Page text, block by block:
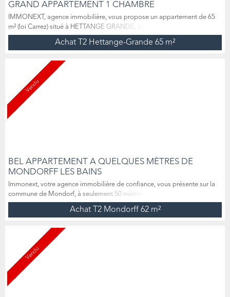
GRAND APPARTEMENT 1 CHAMBRE
IMMONEXT, agence immobilière, vous propose un appartement de 65
m² (loi Carrez) situé à HETTANGE GRANDE, à proximité immédiate de la
gare à pieds (5min) et des accès autoroutiers. Situé au 1er et dernier
étage d’une résidence construite en 2002, l'appartement se compose
extrêmement lumineux de 32m2 grâce à son exposition et ...
Achat T2 Hettange-Grande 65 m²
Vendu
BEL APPARTEMENT A QUELQUES MÈTRES DE
MONDORFF LES BAINS
Immonext, votre agence immobilière de confiance, vous présente sur la
commune de Mondorf, à seulement 50 mètres de la frontière
luxembourgeoise, ce charmant appartement T2 de 62 m², accompagné
d’un spacieux garage et d’une place de parking privative. Situé au 2ème
travaux à prévoir, cet appartement sous combles est une ...
Achat T2 Mondorff 62 m²
Vendu